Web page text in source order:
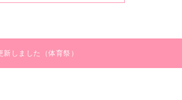
しました（体育祭）